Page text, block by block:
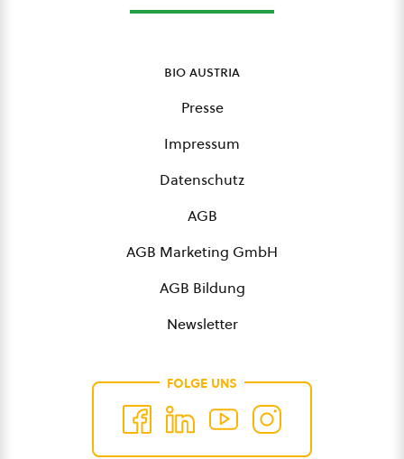
bio austria
Presse
Impressum
Datenschutz
AGB
AGB Marketing GmbH
AGB Bildung
Newsletter
FOLGE UNS